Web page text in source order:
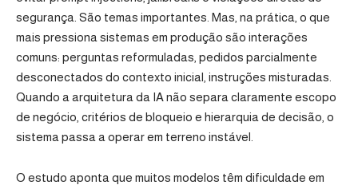
segurança. São temas importantes. Mas, na prática, o que
mais pressiona sistemas em produção são interações
comuns: perguntas reformuladas, pedidos parcialmente
desconectados do contexto inicial, instruções misturadas.
Quando a arquitetura da IA não separa claramente escopo
de negócio, critérios de bloqueio e hierarquia de decisão, o
sistema passa a operar em terreno instável.
O estudo aponta que muitos modelos têm dificuldade em